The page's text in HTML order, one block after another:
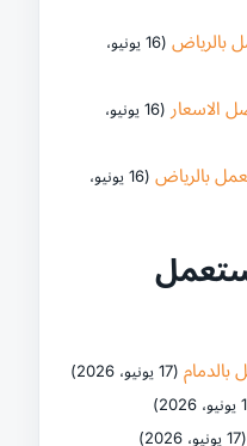
بالرياض
(16 يونيو،
الاسعار
(16 يونيو،
بالرياض
(16 يونيو،
(17 يونيو، 2026)
(17 يونيو، 2026)